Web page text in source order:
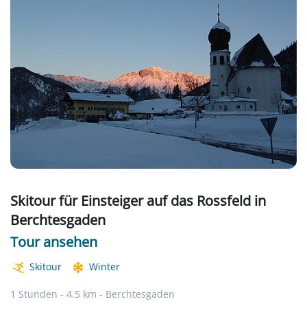
Skitour für Einsteiger auf das Rossfeld in
Berchtesgaden
Tour ansehen
Skitour Winter
1 Stunden - 4.5 km - Berchtesgaden